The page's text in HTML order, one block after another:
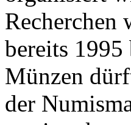
Recherchen
bereits 1995
Münzen
der